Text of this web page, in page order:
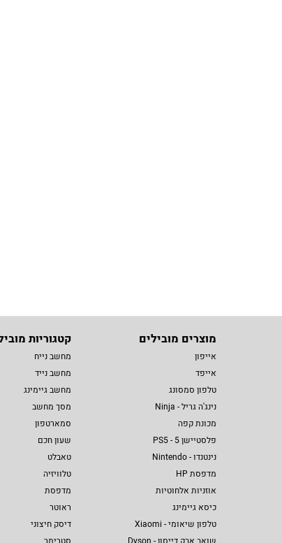
מוצרים מובילים
אייפון
אייפד
טלפון סמסונג
נינג'ה גריל - Ninja
מכונת קפה
פלסטיישן 5 - PS5
נינטנדו - Nintendo
מדפסת HP
אוזניות אלחוטיות
כיסא גיימינג
טלפון שיאומי - Xiaomi
קטגוריות
מחשב נייח
מחשב נייד
מחשב גיימינג
מסך מחשב
סמארטפון
שעון חכם
טאבלט
טלוויזיה
מדפסת
ראוטר
דיסק חיצוני